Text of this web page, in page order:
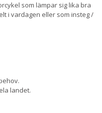
som lämpar sig lika bra
i vardagen eller som insteg /
landet.